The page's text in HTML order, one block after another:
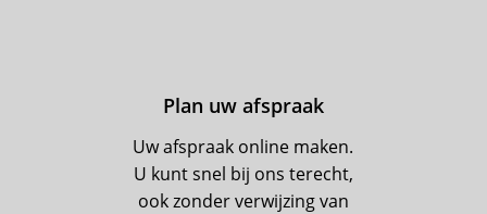
Plan uw afspraak
Uw afspraak online maken.
U kunt snel bij ons terecht,
ook zonder verwijzing van